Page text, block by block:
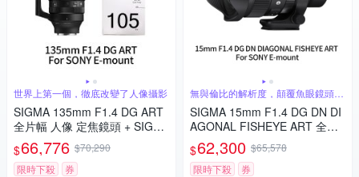
世界上第一個，徹底改變了人像攝影
SIGMA 135mm F1.4 DG ART
全片幅 人像 定焦鏡頭 + SIGM
A WR UV 105mm 保護鏡 For
SONY E-mount (公司貨)
$66,776 $70,290
限時下殺
券
無與倫比的解析度，顛覆魚眼鏡頭的
傳統觀念
SIGMA 15mm F1.4 DG DN DI
AGONAL FISHEYE ART 全片
幅 魚眼定焦鏡頭 For SONY E-
mount (公司貨)
$62,300 $65,578
限時下殺
券